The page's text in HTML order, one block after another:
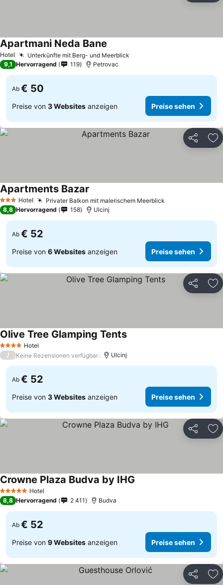
Hotel Unterkünfte mit Berg- und Meerblick
Apartmani Neda Bane
9,1 Hervorragend 119 Petrovac
Ab € 50
Preise von 3 Websites anzeigen Preise sehen
Teilen
3 SterneHotel Privater Balkon mit malerischem Meerblick
Apartments Bazar
8,8 Hervorragend 158 Ulcinj
Ab € 52
Preise von 6 Websites anzeigen Preise sehen
Teilen
4 Sterne Hotel
Olive Tree Glamping TentsPreise sehen
/ Keine Rezensionen verfügbar Ulcinj
Ab € 52
Preise von 3 Websites anzeigen Preise sehen
Teilen
5 Sterne Hotel
Crowne Plaza Budva by IHG
8,8 Hervorragend 2 411 Budva
Ab € 52
Preise von 9 Websites anzeigen Preise sehen
Teilen